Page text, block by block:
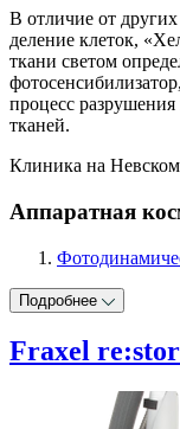
В отличие от
деление клеток,
ткани светом
процесс
тканей.
Клиника на Невском
Аппаратная
Подробнее
Fraxel